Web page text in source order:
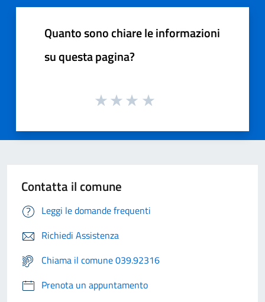
Quanto sono chiare le informazioni
su questa pagina?
Contatta il comune
Leggi le domande frequenti
Richiedi Assistenza
Chiama il comune 039.92316
Prenota un appuntamento